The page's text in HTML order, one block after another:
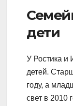
дети
У Ростика и
детей.
году, а
свет в 2010